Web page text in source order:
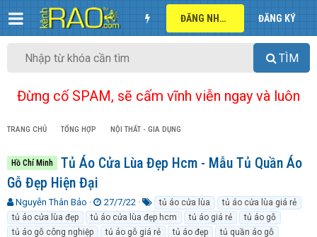
ĐĂNG NHẬP ĐĂNG KÝ
TÌM
Đừng cố SPAM, sẽ cấm vĩnh viễn ngay và luôn
TRANG CHỦ TỔNG HỢP NỘI THẤT - GIA DỤNG
Hồ Chí Minh
Tủ Áo Cửa Lùa Đẹp Hcm - Mẫu Tủ Quần Áo
Gỗ Đẹp Hiện Đại
T
h
r
Nguyễn Thân Bảo
N
g
à
27/7/22
ừ
k
tủ áo cửa lùa
tủ áo cửa lùa giá rẻ
tủ áo cửa lùa đẹp
tủ áo cửa lùa đẹp hcm tủ áo giá rẻ
tủ áo gỗ
tủ áo gỗ công nghiệp
tủ áo gỗ giá rẻ tủ áo đẹp tủ quần áo gỗ